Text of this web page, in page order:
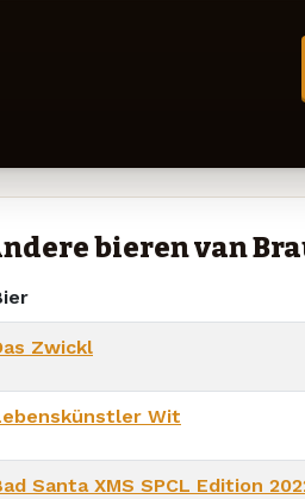
bieren van
Zwickl
Wit
Santa XMS SPCL Edition